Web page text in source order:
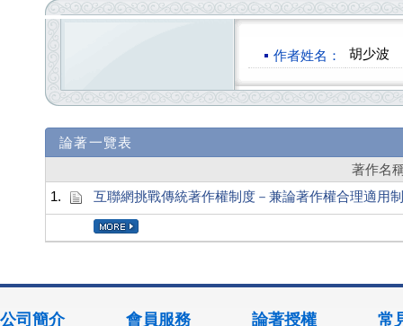
作者姓名： 胡少波
論著一覽表
著作名
1.
互聯網挑戰傳統著作權制度－兼論著作權合理適用
公司簡介 會員服務 論著授權 常